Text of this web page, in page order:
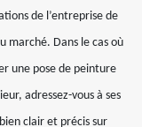
de l’entreprise de
marché. Dans le cas où
une pose de peinture
adressez-vous à ses
clair et précis sur